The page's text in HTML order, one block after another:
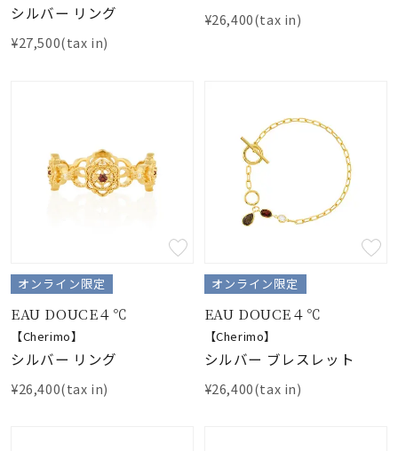
シルバー リング
¥27,500(tax in)
¥26,400(tax in)
オンライン限定
EAU DOUCE４℃
【Cherimo】
シルバー リング
¥26,400(tax in)
オンライン限定
EAU DOUCE４℃
【Cherimo】
シルバー ブレスレット
¥26,400(tax in)